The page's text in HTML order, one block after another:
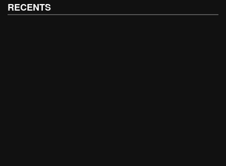
RECENTS